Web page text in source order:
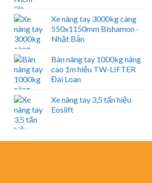
Xe nâng tay 3000kg càng
550x1150mm Bishamon -
Nhật Bản
Bàn nâng tay 1000kg nâng
cao 1m hiệu TW-LIFTER
Đài Loan
Xe nâng tay 3,5 tấn hiệu
Eoslift